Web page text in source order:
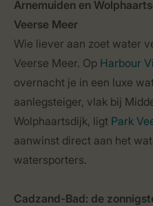
Arnemuiden en
Veerse Meer
Wie liever aan zoet water
Veerse Meer. Op Harbour
overnacht je in een luxe
aanlegsteiger, vlak bij
Wolphaartsdijk, ligt Park
aanwinst direct aan het
watersporters.
Cadzand-Bad: de